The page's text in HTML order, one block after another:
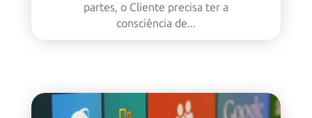
partes, o Cliente precisa ter a
consciência de...